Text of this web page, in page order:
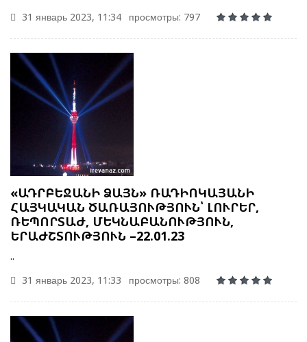
31 январь 2023, 11:34
просмотры: 797
«ԱԴՐԲԵՋԱՆԻ ՁԱՅՆ» ՌԱԴԻՈԿԱՅԱՆԻ
ՀԱՅԿԱԿԱՆ ԾԱՌԱՅՈՒԹՅՈՒՆ՝ ԼՈՒՐԵՐ,
ՌԵՊՈՐՏԱԺ, ՄԵԿՆԱԲԱՆՈՒԹՅՈՒՆ,
ԵՐԱԺՇՏՈՒԹՅՈՒՆ –22.01.23
..
31 январь 2023, 11:33
просмотры: 808